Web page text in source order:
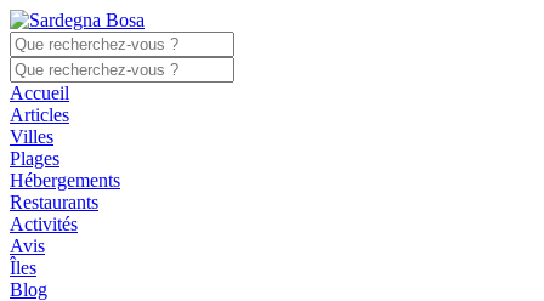
Accueil
Articles
Villes
Plages
Hébergements
Restaurants
Activités
Avis
Îles
Blog